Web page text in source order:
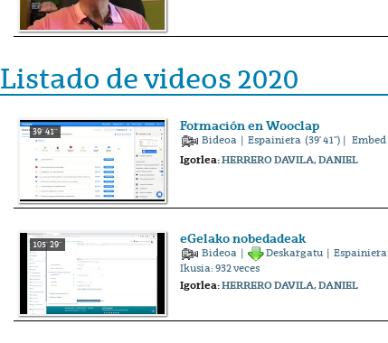
Listado de videos 2020
39' 41'' Formación en Wooclap
Bideoa | Espainiera (39' 41'') | Embed
Igorlea:HERRERO DAVILA, DANIEL
105' 29'' eGelako nobedadeak
Bideoa | Deskargatu | Espainiera
Ikusia: 932veces
Igorlea:HERRERO DAVILA, DANIEL